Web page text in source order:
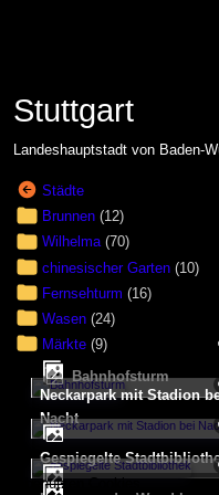
Stuttgart
Landeshauptstadt von Baden-
Städte
Brunnen (12)
Wilhelma (70)
chinesischer Garten (10)
Fernsehturm (16)
Wasen (24)
Märkte (9)
Bahnhofsturm
Neckarpark mit Stadion bei
Nacht
gespiegelte
Wir benutzen Cookies